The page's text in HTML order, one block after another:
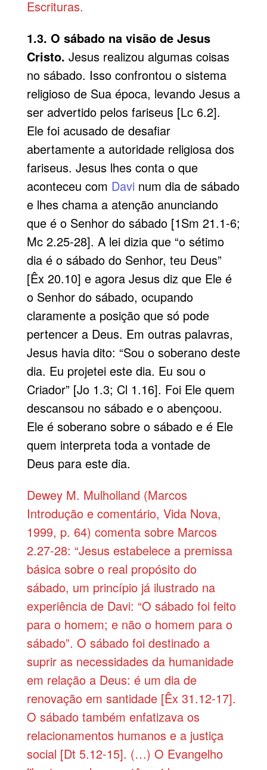
Escrituras.
1.3. O sábado na visão de Jesus
Cristo. Jesus realizou algumas coisas
no sábado. Isso confrontou o sistema
religioso de Sua época, levando Jesus a
ser advertido pelos fariseus [Lc 6.2].
Ele foi acusado de desafiar
abertamente a autoridade religiosa dos
fariseus. Jesus lhes conta o que
aconteceu com Davinum dia de sábado
e lhes chama a atenção anunciando
que é o Senhor do sábado [1Sm 21.1-6;
Mc 2.25-28]. A lei dizia que “o sétimo
dia é o sábado do Senhor, teu Deus”
[Êx 20.10] e agora Jesus diz que Ele é
o Senhor do sábado, ocupando
claramente a posição que só pode
pertencer a Deus. Em outras palavras,
Jesus havia dito: “Sou o soberano deste
dia. Eu projetei este dia. Eu sou o
Criador” [Jo 1.3; Cl 1.16]. Foi Ele quem
descansou no sábado e o abençoou.
Ele é soberano sobre o sábado e é Ele
quem interpreta toda a vontade de
Deus para este dia.
Dewey M. Mulholland (Marcos
Introdução e comentário, Vida Nova,
1999, p. 64) comenta sobre Marcos
2.27-28: “Jesus estabelece a premissa
básica sobre o real propósito do
sábado, um princípio já ilustrado na
experiência de Davi: “O sábado foi feito
para o homem; e não o homem para o
sábado”. O sábado foi destinado a
suprir as necessidades da humanidade
em relação a Deus: é um dia de
renovação em santidade [Êx 31.12-17].
O sábado também enfatizava os
relacionamentos humanos e a justiça
social [Dt 5.12-15]. (…) O Evangelho